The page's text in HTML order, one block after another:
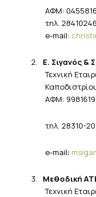
ΑΦΜ:
τηλ .
e-mail:
2. Ε. Σιγανός &
Τεχνική
ΑΦΜ:
τηλ . 28310-
e-mail:
3.
Μεθοδική
Τεχνική